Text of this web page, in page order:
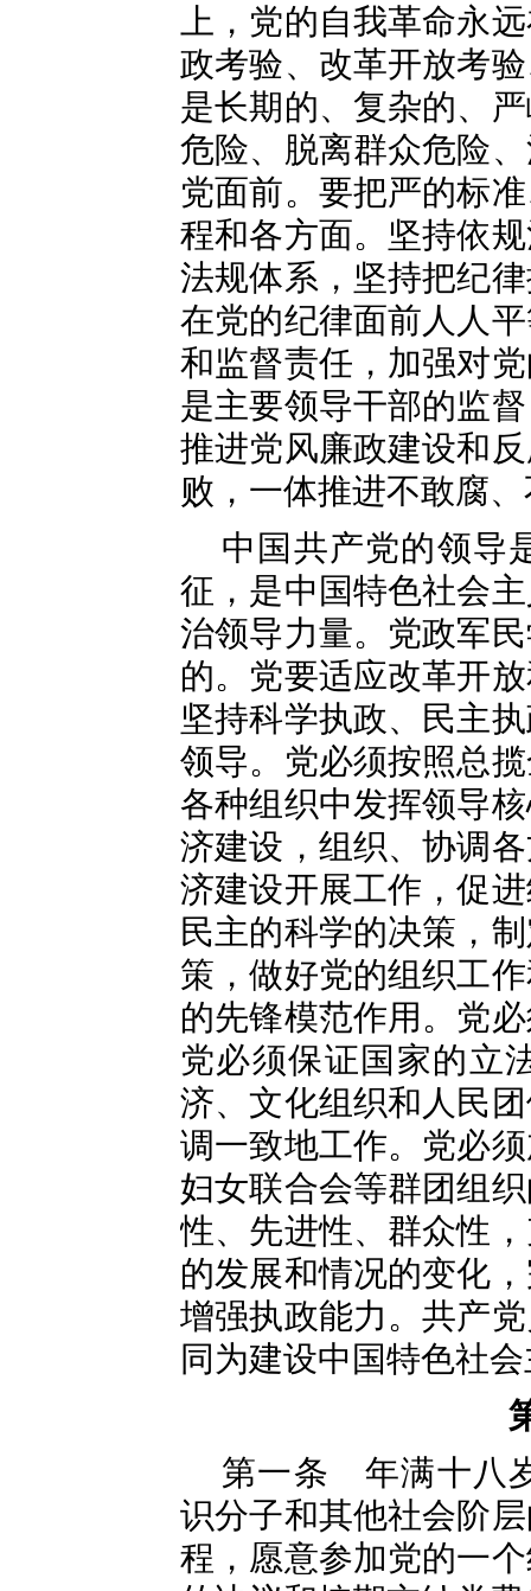
上，党的自我革命永
政考验、改革开放考
是长期的、复杂的、
危险、脱离群众危险
党面前。要把严的标
程和各方面。坚持依
法规体系，坚持把纪
在党的纪律面前人人
和监督责任，加强对
是主要领导干部的监
推进党风廉政建设和
败，一体推进不敢腐
中国共产党的领导
征，是中国特色社会
治领导力量。党政军
的。党要适应改革开
坚持科学执政、民主
领导。党必须按照总
各种组织中发挥领导
济建设，组织、协调
济建设开展工作，促
民主的科学的决策，
策，做好党的组织工
的先锋模范作用。党
党必须保证国家的立
济、文化组织和人民
调一致地工作。党必
妇女联合会等群团组
性、先进性、群众性
的发展和情况的变化
增强执政能力。共产
同为建设中国特色社
第一条 年满十八
识分子和其他社会阶
程，愿意参加党的一